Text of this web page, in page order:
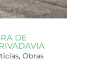
DE
, Obras